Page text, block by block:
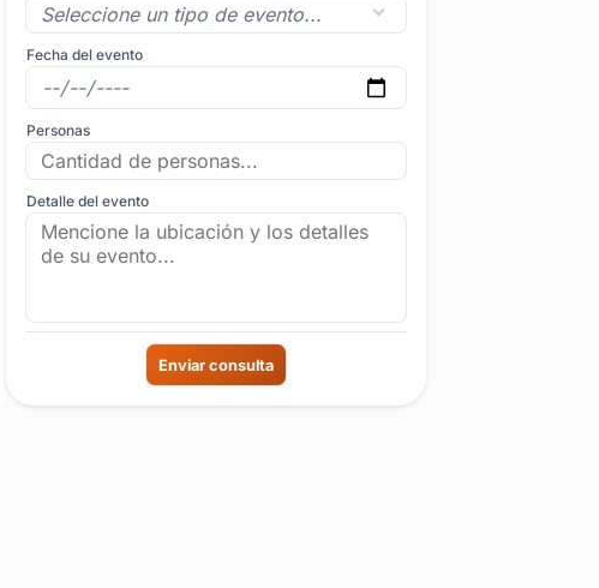
Fecha del evento
Personas
Detalle del evento
Enviar consulta